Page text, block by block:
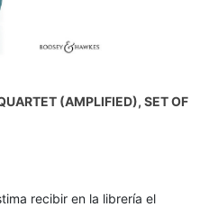
(AMPLIFIED), SET OF
recibir en la librería el